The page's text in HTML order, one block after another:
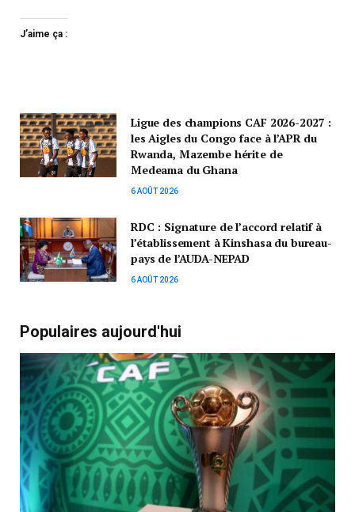
J’aime ça :
Ligue des champions CAF 2026-2027 :
les Aigles du Congo face à l’APR du
Rwanda, Mazembe hérite de
Medeama du Ghana
6 AOÛT 2026
RDC : Signature de l’accord relatif à
l’établissement à Kinshasa du bureau-
pays de l’AUDA-NEPAD
6 AOÛT 2026
Populaires aujourd'hui